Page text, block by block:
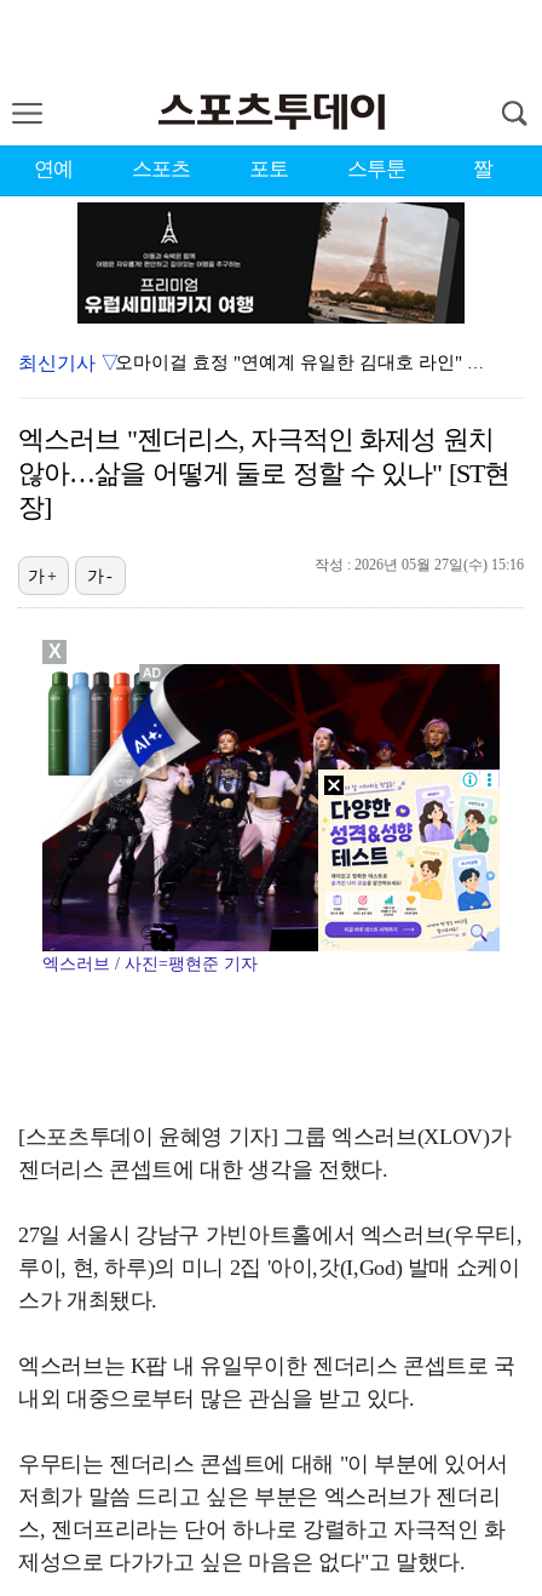
연예 스포츠 포토 스투툰 짤
오마이걸 효정 "연예계 유일한 김대호 라인" 선언…멤버…
서장훈 감독 "내 능력 부족" 자책하게 만든 펜타곤과의…
[ST포토] 마서영, 나이스 퍼팅
[ST포토] 차준환 안무 참여로 높아진 퀄리티
[ST포토] 김새로미, 방향이 좋다
최신기사 ▽
엑스러브 "젠더리스, 자극적인 화제성 원치
않아…삶을 어떻게 둘로 정할 수 있나" [ST현
장]
작성 : 2026년 05월 27일(수) 15:16
가+ 가-
엑스러브 / 사진=팽현준 기자
[스포츠투데이 윤혜영 기자] 그룹 엑스러브(XLOV)가
젠더리스 콘셉트에 대한 생각을 전했다.
27일 서울시 강남구 가빈아트홀에서 엑스러브(우무티,
루이, 현, 하루)의 미니 2집 '아이,갓(I,God) 발매 쇼케이
스가 개최됐다.
엑스러브는 K팝 내 유일무이한 젠더리스 콘셉트로 국
내외 대중으로부터 많은 관심을 받고 있다.
우무티는 젠더리스 콘셉트에 대해 "이 부분에 있어서
저희가 말씀 드리고 싶은 부분은 엑스러브가 젠더리
스, 젠더프리라는 단어 하나로 강렬하고 자극적인 화
제성으로 다가가고 싶은 마음은 없다"고 말했다.
X